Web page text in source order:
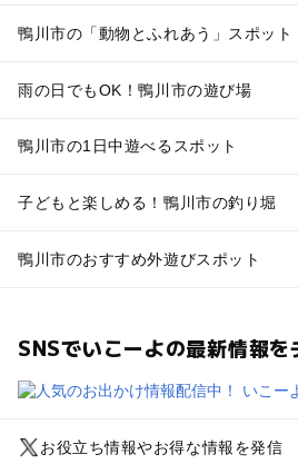
鴨川市の「動物とふれあう」スポット
雨の日でもOK！鴨川市の遊び場
鴨川市の1日中遊べるスポット
子どもと楽しめる！鴨川市の釣り堀
鴨川市のおすすめ外遊びスポット
SNSでいこーよの最新情報を
お役立ち情報やお得な情報を発信